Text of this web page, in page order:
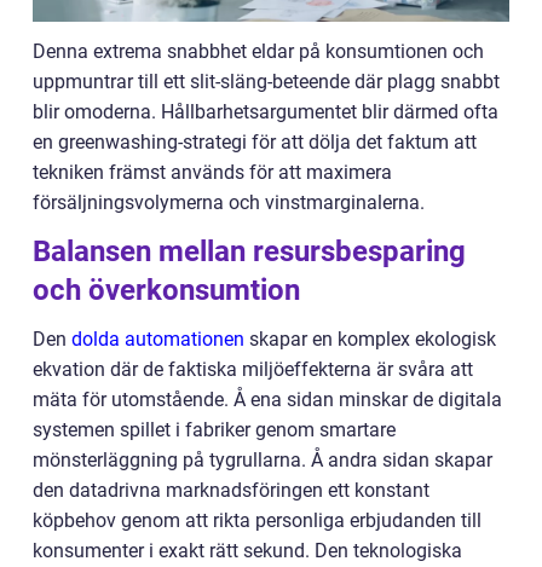
Denna extrema snabbhet eldar på konsumtionen och
uppmuntrar till ett slit-släng-beteende där plagg snabbt
blir omoderna. Hållbarhetsargumentet blir därmed ofta
en greenwashing-strategi för att dölja det faktum att
tekniken främst används för att maximera
försäljningsvolymerna och vinstmarginalerna.
Balansen mellan resursbesparing
och överkonsumtion
Den dolda automationen skapar en komplex ekologisk
ekvation där de faktiska miljöeffekterna är svåra att
mäta för utomstående. Å ena sidan minskar de digitala
systemen spillet i fabriker genom smartare
mönsterläggning på tygrullarna. Å andra sidan skapar
den datadrivna marknadsföringen ett konstant
köpbehov genom att rikta personliga erbjudanden till
konsumenter i exakt rätt sekund. Den teknologiska